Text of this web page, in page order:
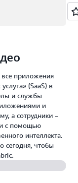
все приложения
(SaaS) в
и службы
и
а сотрудники –
с помощью
интеллекта.
сегодня, чтобы